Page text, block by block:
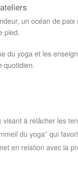
un océan de
pied.
du yoga et les
quotidien.
à relâcher les
du yoga” qui
en relation avec la